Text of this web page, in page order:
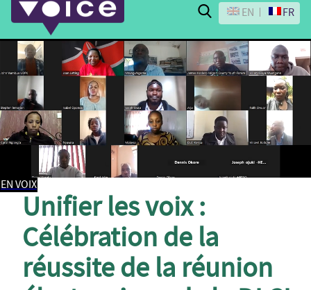
Search
EN FR
EN VOIX
Unifier les voix :
Célébration de la
réussite de la réunion